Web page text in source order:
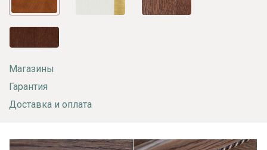
Магазины
Гарантия
Доставка и оплата